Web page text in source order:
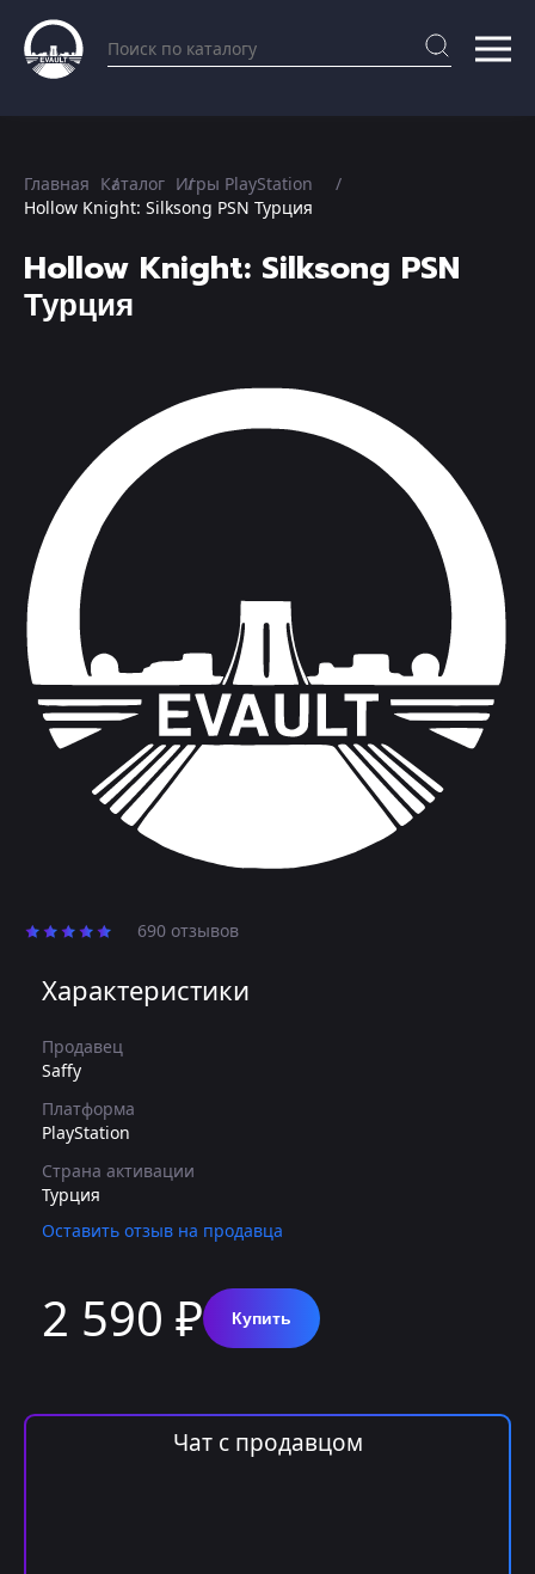
Главная Каталог Игры PlayStation
Hollow Knight: Silksong PSN Турция
Hollow Knight: Silksong PSN
Турция
690 отзывов
Характеристики
Продавец
Saffy
Платформа
PlayStation
Страна активации
Турция
Оставить отзыв на продавца
2 590 ₽ Купить
Чат с продавцом